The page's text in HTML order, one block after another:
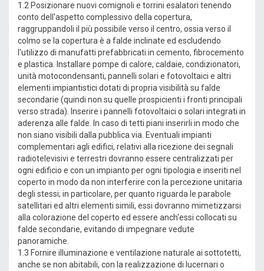
1.2 Posizionare nuovi comignoli e torrini esalatori tenendo
conto dell'aspetto complessivo della copertura,
raggruppandoli il più possibile verso il centro, ossia verso il
colmo se la copertura è a falde inclinate ed escludendo
l'utilizzo di manufatti prefabbricati in cemento, fibrocemento
e plastica. Installare pompe di calore, caldaie, condizionatori,
unità motocondensanti, pannelli solari e fotovoltaici e altri
elementi impiantistici dotati di propria visibilità su falde
secondarie (quindi non su quelle prospicienti i fronti principali
verso strada). Inserire i pannelli fotovoltaici o solari integrati in
aderenza alle falde. In caso di tetti piani inserirli in modo che
non siano visibili dalla pubblica via. Eventuali impianti
complementari agli edifici, relativi alla ricezione dei segnali
radiotelevisivi e terrestri dovranno essere centralizzati per
ogni edificio e con un impianto per ogni tipologia e inseriti nel
coperto in modo da non interferire con la percezione unitaria
degli stessi; in particolare, per quanto riguarda le parabole
satellitari ed altri elementi simili, essi dovranno mimetizzarsi
alla colorazione del coperto ed essere anch'essi collocati su
falde secondarie, evitando di impegnare vedute
panoramiche.
1.3 Fornire illuminazione e ventilazione naturale ai sottotetti,
anche se non abitabili, con la realizzazione di lucernari o